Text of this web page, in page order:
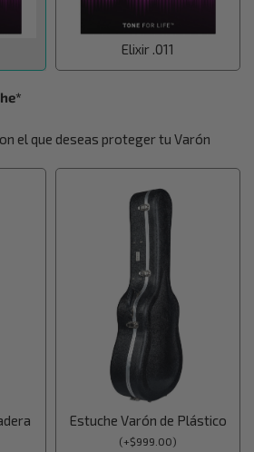
Elixir .011
*
el que deseas proteger tu Varón
Estuche Varón de Plástico
(+$999.00)